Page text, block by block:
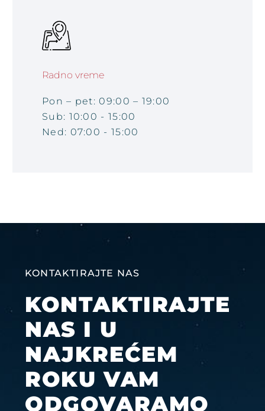
Radno vreme
Pon – pet: 09:00 – 19:00
Sub: 10:00 - 15:00
Ned: 07:00 - 15:00
KONTAKTIRAJTE NAS
KONTAKTIRAJTE
NAS I U
NAJKREĆEM
ROKU VAM
ODGOVARAMO